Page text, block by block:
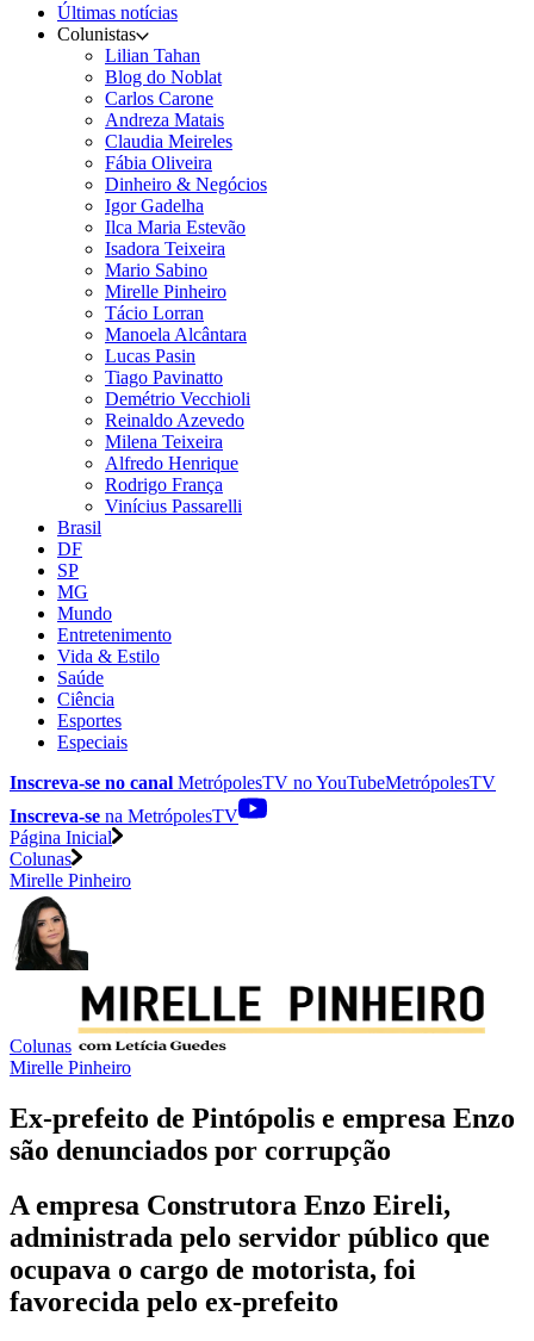
Últimas notícias
Colunistas
Lilian Tahan
Blog do Noblat
Carlos Carone
Andreza Matais
Claudia Meireles
Fábia Oliveira
Dinheiro & Negócios
Igor Gadelha
Ilca Maria Estevão
Isadora Teixeira
Mario Sabino
Mirelle Pinheiro
Tácio Lorran
Manoela Alcântara
Lucas Pasin
Tiago Pavinatto
Demétrio Vecchioli
Reinaldo Azevedo
Milena Teixeira
Alfredo Henrique
Rodrigo França
Vinícius Passarelli
Brasil
DF
SP
MG
Mundo
Entretenimento
Vida & Estilo
Saúde
Ciência
Esportes
Especiais
Inscreva-se no canal MetrópolesTV noYouTubeMetrópolesTV
Inscreva-se na MetrópolesTV
Página Inicial
Colunas
Mirelle Pinheiro
Colunas
Mirelle Pinheiro
Ex-prefeito de Pintópolis e empresa Enzo
são denunciados por corrupção
A empresa Construtora Enzo Eireli,
administrada pelo servidor público que
ocupava o cargo de motorista, foi
favorecida pelo ex-prefeito